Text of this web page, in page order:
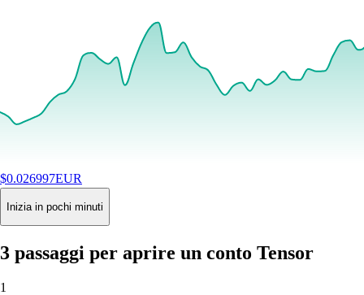
$0.026997EUR
+2.38%24H
Buy
Inizia in pochi minuti
3 passaggi per aprire un conto Tensor
1